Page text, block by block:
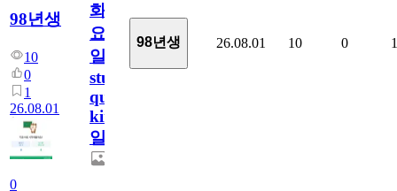
98년생
10
0
1
26.08.01
0
화
요
일/English
study
quiz
king770
일
98년생 26.08.01 10 0 1